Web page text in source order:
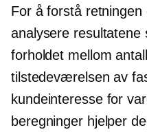
For å forstå
analysere resultatene
forholdet mellom
tilstedeværelsen av
kundeinteresse for
beregninger hjelper